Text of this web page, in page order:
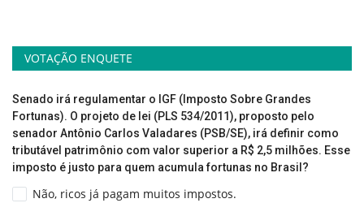
VOTAÇÃO ENQUETE
Senado irá regulamentar o IGF (Imposto Sobre Grandes
Fortunas). O projeto de lei (PLS 534/2011), proposto pelo
senador Antônio Carlos Valadares (PSB/SE), irá definir como
tributável patrimônio com valor superior a R$ 2,5 milhões. Esse
imposto é justo para quem acumula fortunas no Brasil?
Não, ricos já pagam muitos impostos.